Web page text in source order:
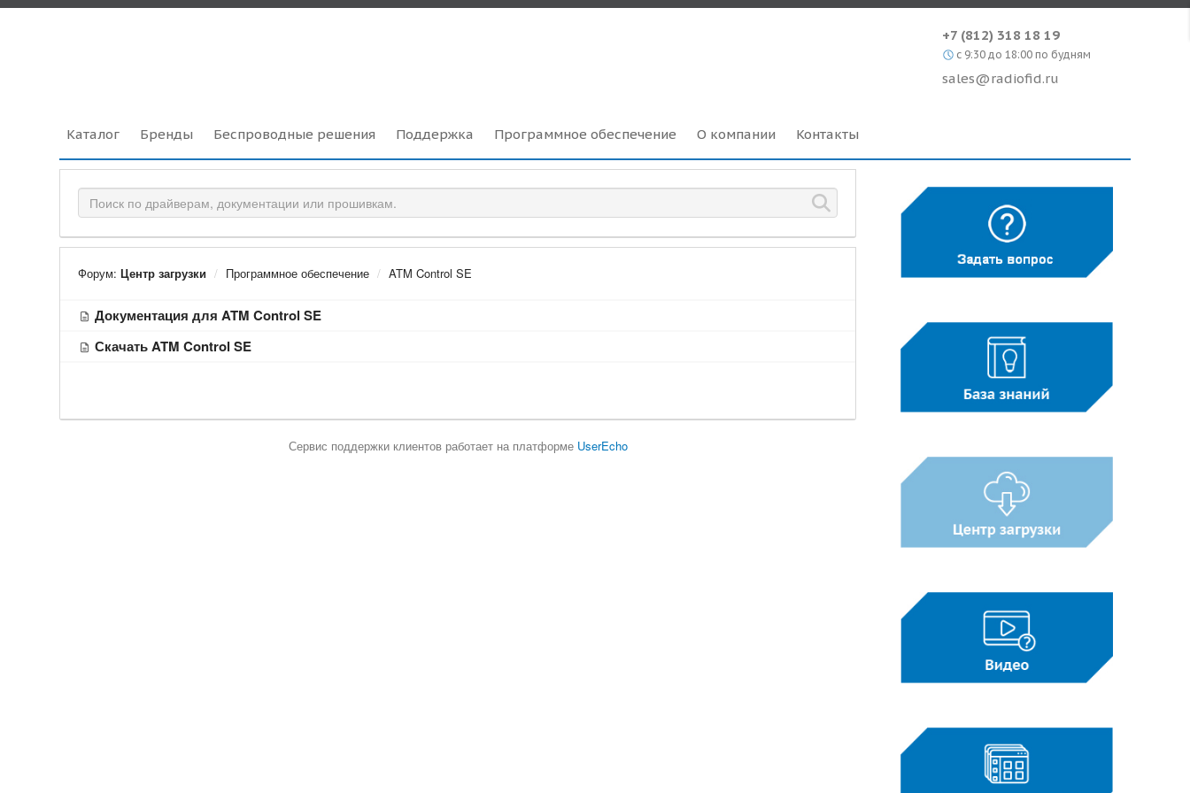
+7 (812) 318 18 19
c 9:30 до 18:00 по будням
sales@radiofid.ru
Каталог Бренды Беспроводные решения Поддержка Программное обеспечение О компании Контакты
Форум: Центр загрузки Программное обеспечение ATM Control SE
Документация для ATM Control SE
Скачать ATM Control SE
Сервис поддержки клиентов работает на платформе UserEcho